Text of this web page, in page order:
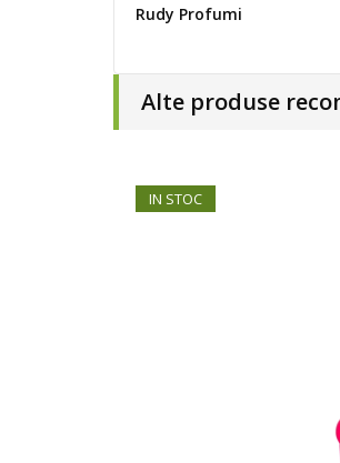
Rudy Profumi
Alte produse
IN STOC